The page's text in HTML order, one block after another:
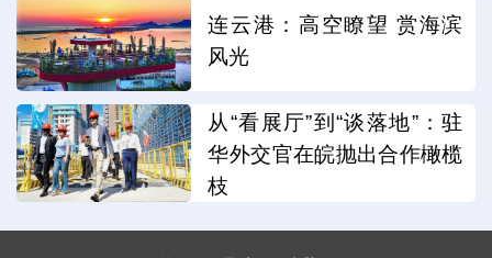
连云港：高空瞭望 赏海滨
风光
从“看展厅”到“谈落地”：驻
华外交官在皖抛出合作橄榄
枝